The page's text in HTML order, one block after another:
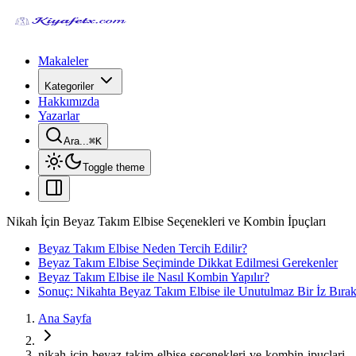
Makaleler
Kategoriler
Hakkımızda
Yazarlar
Ara...⌘K
Toggle theme
Nikah İçin Beyaz Takım Elbise Seçenekleri ve Kombin İpuçları
Beyaz Takım Elbise Neden Tercih Edilir?
Beyaz Takım Elbise Seçiminde Dikkat Edilmesi Gerekenler
Beyaz Takım Elbise ile Nasıl Kombin Yapılır?
Sonuç: Nikahta Beyaz Takım Elbise ile Unutulmaz Bir İz
Ana Sayfa